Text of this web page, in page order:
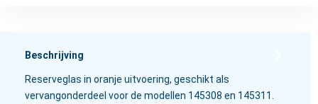
Beschrijving
Reserveglas in oranje uitvoering, geschikt als
vervangonderdeel voor de modellen 145308 en 145311.